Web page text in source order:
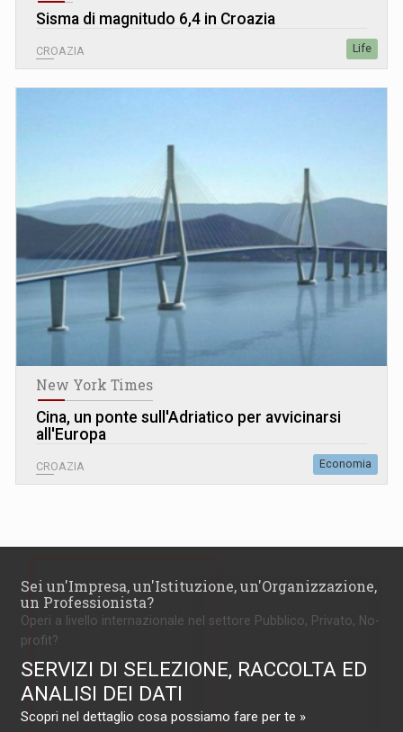
Sisma di magnitudo 6,4 in Croazia
CROAZIA Life
New York Times
Cina, un ponte sull'Adriatico per avvicinarsi
all'Europa
CROAZIA Economia
Sei un'Impresa, un'Istituzione, un'Organizzazione,
un Professionista?
Operi a livello internazionale nel settore Pubblico, Privato, No-
profit?
SERVIZI DI SELEZIONE, RACCOLTA ED
ANALISI DEI DATI
Scopri nel dettaglio cosa possiamo fare per te »